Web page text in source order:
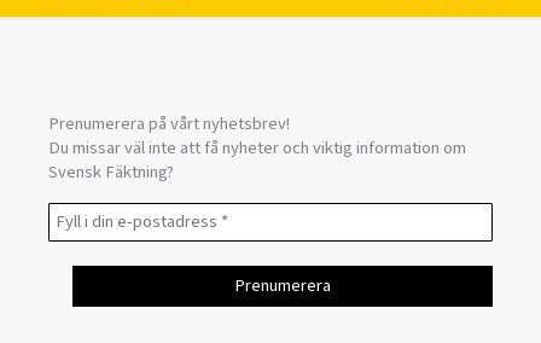
Prenumerera på vårt nyhetsbrev!
Du missar väl inte att få nyheter och viktig information om
Svensk Fäktning?